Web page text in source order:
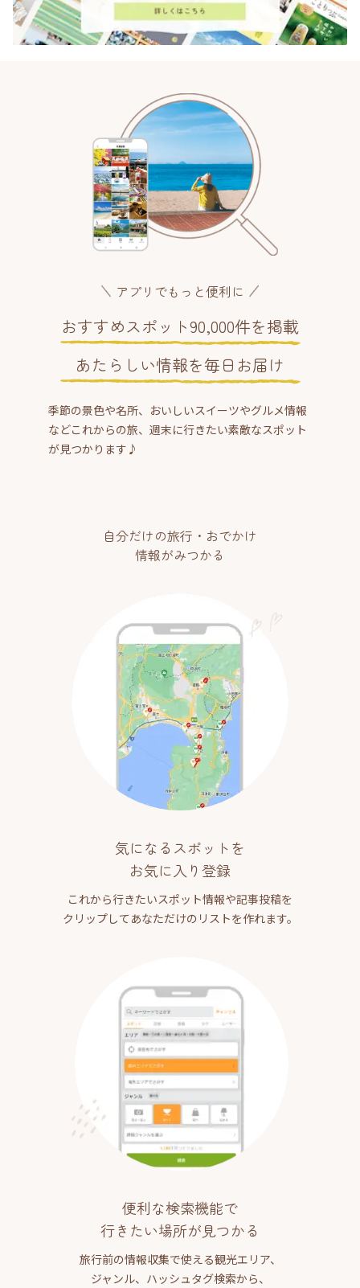
アプリでもっと便利に
おすすめスポット90,000件を掲載
あたらしい情報を毎日お届け
季節の景色や名所、おいしいスイーツやグルメ情報
などこれからの旅、週末に行きたい素敵なスポット
が見つかります♪
自分だけの旅行・おでかけ
情報がみつかる
気になるスポットを
お気に入り登録
これから行きたいスポット情報や記事投稿を
クリップしてあなただけのリストを作れます。
便利な検索機能で
行きたい場所が見つかる
旅行前の情報収集で使える観光エリア、
ジャンル、ハッシュタグ検索から、